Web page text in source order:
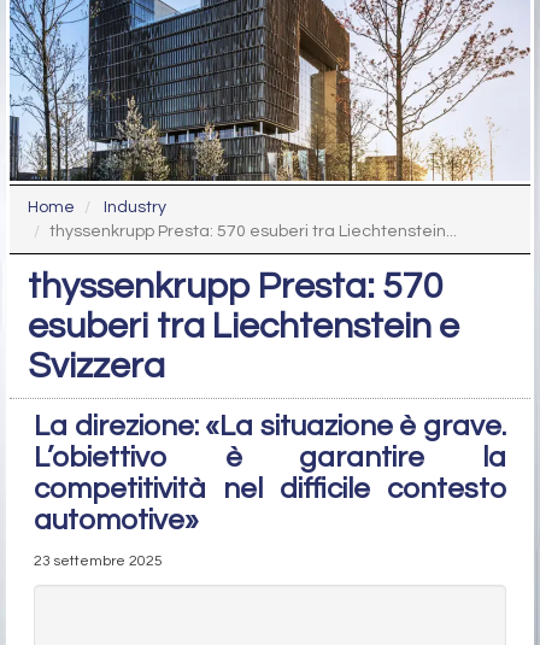
Home
Industry
thyssenkrupp Presta: 570 esuberi tra Liechtenstein...
thyssenkrupp Presta: 570
esuberi tra Liechtenstein e
Svizzera
La direzione: «La situazione è grave.
L’obiettivo è garantire la
competitività nel difficile contesto
automotive»
23 settembre 2025